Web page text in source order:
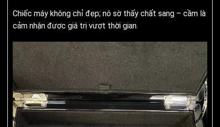
Chiếc máy không chỉ đẹp; nó sờ thấy chất sang – cầm là
cảm nhận được giá trị vượt thời gian.